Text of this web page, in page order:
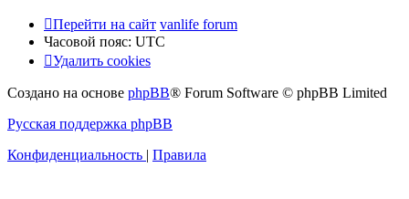
Перейти на сайт vanlife forum
Часовой пояс: UTC
Удалить cookies
Создано на основе phpBB® Forum Software © phpBB Limited
Русская поддержка phpBB
Конфиденциальность | Правила